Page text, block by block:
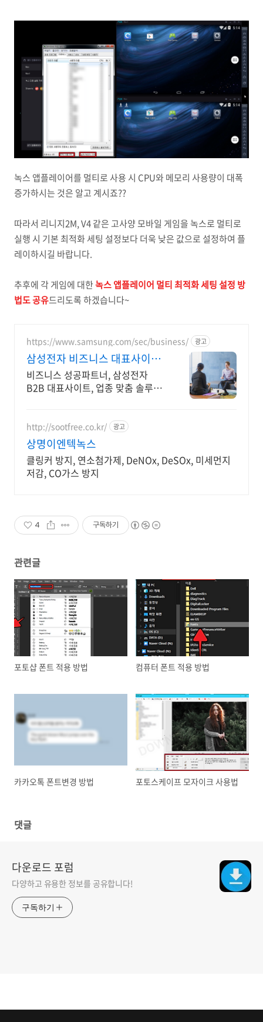
녹스 앱플레이어를 멀티로 사용 시 CPU와 메모리 사용량이 대폭
증가하시는 것은 알고 계시죠??
따라서 리니지2M, V4 같은 고사양 모바일 게임을 녹스로 멀티로
실행 시 기본 최적화 세팅 설정보다 더욱 낮은 값으로 설정하여 플
레이하시길 바랍니다.
추후에 각 게임에 대한녹스 앱플레이어 멀티 최적화 세팅 설정 방
법도 공유드리도록 하겠습니다~
https://www.samsung.com/sec/business/ 광고
삼성전자 비즈니스 대표사이트
본사 공식 운영 견적문의
비즈니스 성공파트너, 삼성전자
B2B 대표사이트, 업종 맞춤 솔루션,
http://sootfree.co.kr/ 광고
상명이엔텍녹스
클링커 방지, 연소첨가제, DeNOx, DeSOx, 미세먼지
저감, CO가스 방지
4 구독하기
관련글
포토샵 폰트 적용 방법 컴퓨터 폰트 적용 방법
카카오톡 폰트변경 방법 포토스케이프 모자이크 사용법
댓글
다운로드 포럼
다양하고 유용한 정보를 공유합니다!
구독하기